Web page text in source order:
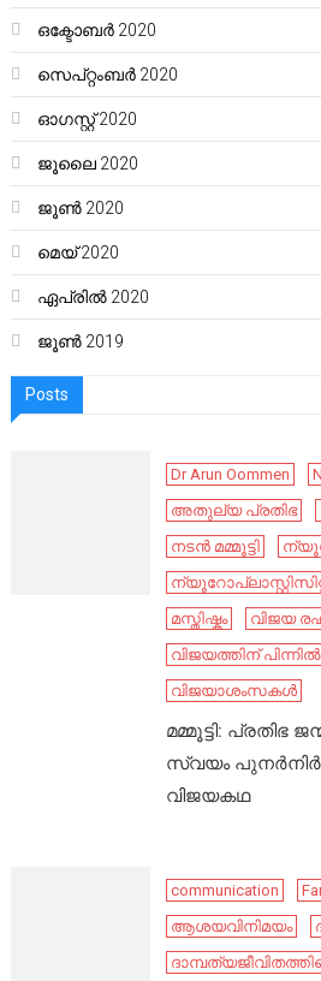
ഒക്ടോബർ 2020
സെപ്റ്റംബർ 2020
ഓഗസ്റ്റ്‌ 2020
ജൂലൈ 2020
ജൂൺ 2020
മെയ്‌ 2020
ഏപ്രിൽ 2020
ജൂൺ 2019
Posts
Dr Arun Oommen
അതുല്യ പ്രതിഭ
നടൻ മമ്മൂട്ടി
മസ്തിഷ്കം
വിജയ
വിജയത്തിന് പിന്നിൽ
വിജയാശംസകൾ
മമ്മൂട്ടി: പ്രതിഭ
സ്വയം
വിജയകഥ
communication
ആശയവിനിമയം